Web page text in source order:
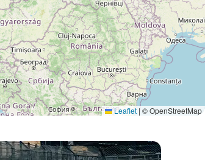
Leaflet | © OpenStreetMap